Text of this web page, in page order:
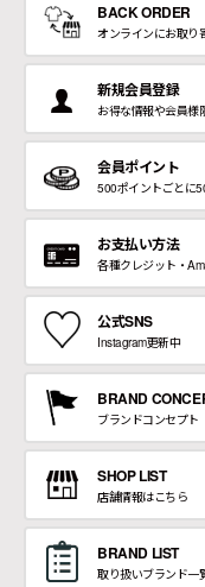
BACK ORDER
オンラインにお取り
新規会員登録
お得な情報や会員様
会員ポイント
500ポイントごとに
お支払い方法
各種クレジット・
公式SNS
Instagram更新中
BRAND
ブランドコンセプト
SHOP LIST
店舗情報はこちら
BRAND LIST
取り扱いブランド一